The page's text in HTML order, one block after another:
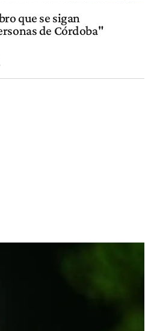
que se sigan
de Córdoba"